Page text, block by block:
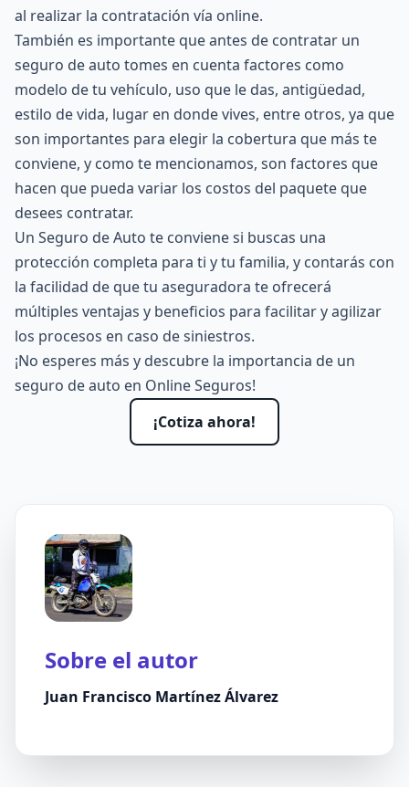
al realizar la contratación vía online.
También es importante que antes de contratar un
seguro de auto tomes en cuenta factores como
modelo de tu vehículo, uso que le das, antigüedad,
estilo de vida, lugar en donde vives, entre otros, ya que
son importantes para elegir la cobertura que más te
conviene, y como te mencionamos, son factores que
hacen que pueda variar los costos del paquete que
desees contratar.
Un Seguro de Auto te conviene si buscas una
protección completa para ti y tu familia, y contarás con
la facilidad de que tu aseguradora te ofrecerá
múltiples ventajas y beneficios para facilitar y agilizar
los procesos en caso de siniestros.
¡No esperes más y descubre la importancia de un
seguro de auto en Online Seguros!
¡Cotiza ahora!
Sobre el autor
Juan Francisco Martínez Álvarez